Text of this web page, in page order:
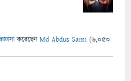
করেছেনMd Abdus Sami (6,050